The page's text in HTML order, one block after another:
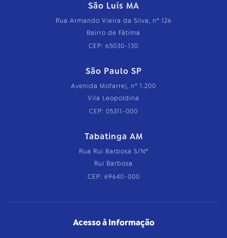
São Luís MA
Rua Armando Vieira da Silva, nº 126
Bairro de Fátima
CEP: 65030-130
São Paulo SP
Avenida Mofarrej, nº 1.200
Vila Leopoldina
CEP: 05311-000
Tabatinga AM
Rua Rui Barbosa S/Nº
Rui Barbosa
CEP: 69640-000
Acesso à Informação